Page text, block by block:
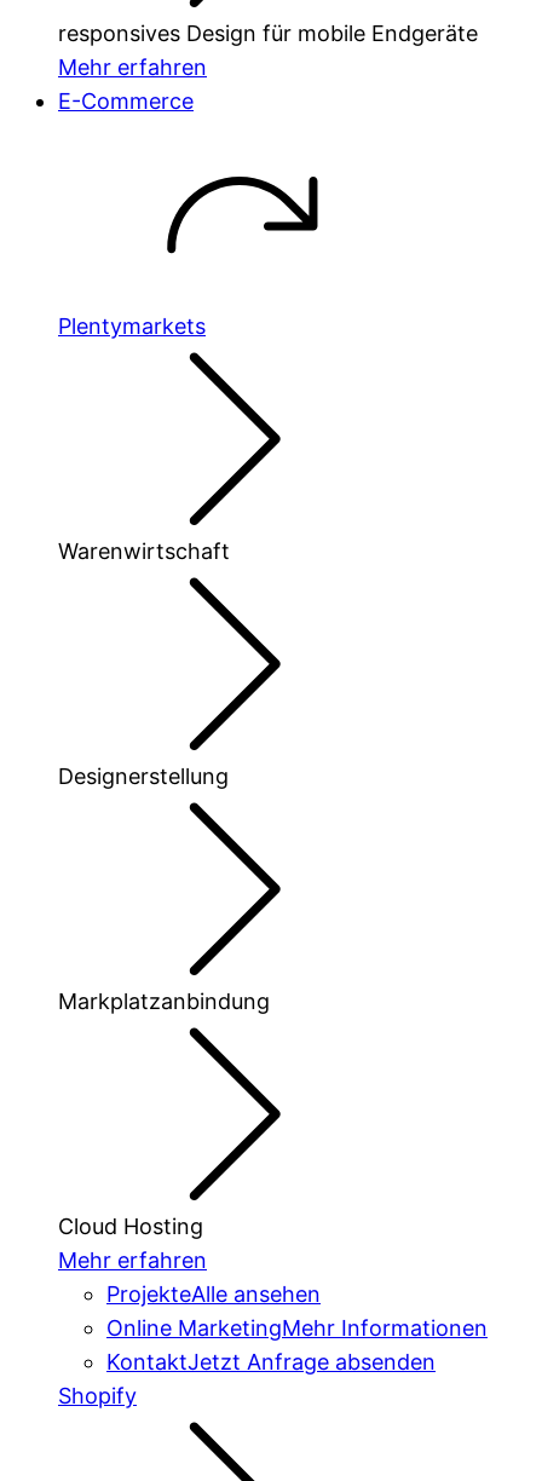
responsives Design für mobile Endgeräte
Mehr erfahren
E-Commerce
Plentymarkets
Warenwirtschaft
Designerstellung
Markplatzanbindung
Cloud Hosting
Mehr erfahren
ProjekteAlle ansehen
Online MarketingMehr Informationen
KontaktJetzt Anfrage absenden
Shopify